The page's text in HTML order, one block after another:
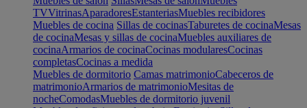
TVVitrinasAparadoresEstanteriasMuebles recibidores
Muebles de cocina Sillas de cocinasTaburetes de cocinaMesas
de cocinaMesas y sillas de cocinaMuebles auxiliares de
cocinaArmarios de cocinaCocinas modularesCocinas
completasCocinas a medida
Muebles de dormitorio Camas matrimonioCabeceros de
matrimonioArmarios de matrimonioMesitas de
nocheComodasMuebles de dormitorio juvenil